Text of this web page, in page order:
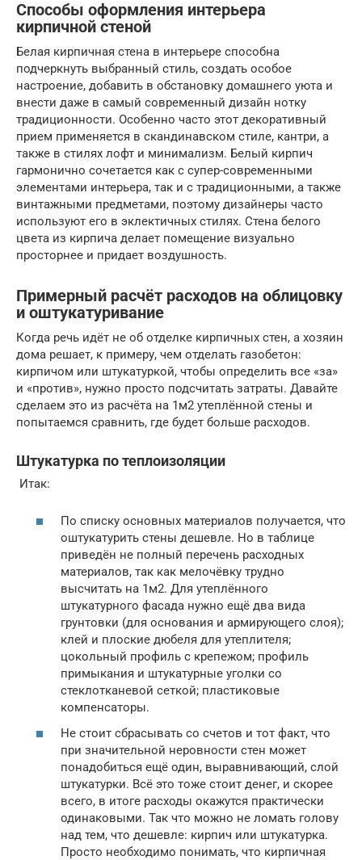
Способы оформления интерьера
кирпичной стеной
Белая кирпичная стена в интерьере способна
подчеркнуть выбранный стиль, создать особое
настроение, добавить в обстановку домашнего уюта и
внести даже в самый современный дизайн нотку
традиционности. Особенно часто этот декоративный
прием применяется в скандинавском стиле, кантри, а
также в стилях лофт и минимализм. Белый кирпич
гармонично сочетается как с супер-современными
элементами интерьера, так и с традиционными, а также
винтажными предметами, поэтому дизайнеры часто
используют его в эклектичных стилях. Стена белого
цвета из кирпича делает помещение визуально
просторнее и придает воздушность.
Примерный расчёт расходов на облицовку
и оштукатуривание
Когда речь идёт не об отделке кирпичных стен, а хозяин
дома решает, к примеру, чем отделать газобетон:
кирпичом или штукатуркой, чтобы определить все «за»
и «против», нужно просто подсчитать затраты. Давайте
сделаем это из расчёта на 1м2 утеплённой стены и
попытаемся сравнить, где будет больше расходов.
Штукатурка по теплоизоляции
Итак:
По списку основных материалов получается, что
оштукатурить стены дешевле. Но в таблице
приведён не полный перечень расходных
материалов, так как мелочёвку трудно
высчитать на 1м2. Для утеплённого
штукатурного фасада нужно ещё два вида
грунтовки (для основания и армирующего слоя);
клей и плоские дюбеля для утеплителя;
цокольный профиль с крепежом; профиль
примыкания и штукатурные уголки со
стеклотканевой сеткой; пластиковые
компенсаторы.
Не стоит сбрасывать со счетов и тот факт, что
при значительной неровности стен может
понадобиться ещё один, выравнивающий, слой
штукатурки. Всё это тоже стоит денег, и скорее
всего, в итоге расходы окажутся практически
одинаковыми. Так что можно не ломать голову
над тем, что дешевле: кирпич или штукатурка.
Просто необходимо понимать, что кирпичная